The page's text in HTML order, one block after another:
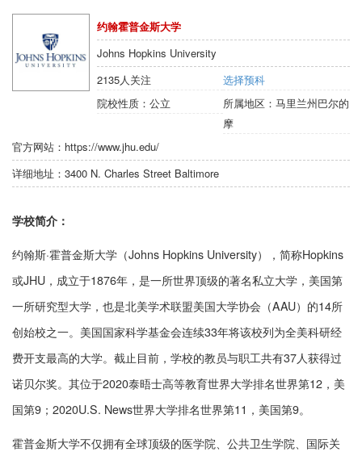
约翰霍普金斯大学
Johns Hopkins University
2135人关注
选择预科
院校性质： 公立 所属地区：马里兰州巴尔的
摩
官方网站： https://www.jhu.edu/
详细地址： 3400 N. Charles Street Baltimore
学校简介：
约翰斯·霍普金斯大学（Johns Hopkins University），简称Hopkins
或JHU，成立于1876年，是一所世界顶级的著名私立大学，美国第
一所研究型大学，也是北美学术联盟美国大学协会（AAU）的14所
创始校之一。美国国家科学基金会连续33年将该校列为全美科研经
费开支最高的大学。截止目前，学校的教员与职工共有37人获得过
诺贝尔奖。其位于2020泰晤士高等教育世界大学排名世界第12，美
国第9；2020U.S. News世界大学排名世界第11，美国第9。
霍普金斯大学不仅拥有全球顶级的医学院、公共卫生学院、国际关